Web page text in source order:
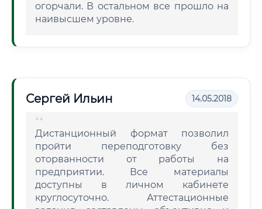
огорчали. В остальном все прошло на
наивысшем уровне.
Сергей Ильин 14.05.2018
Дистанционный формат позволил
пройти переподготовку без
оторванности от работы на
предприятии. Все материалы
доступны в личном кабинете
круглосуточно. Аттестационные